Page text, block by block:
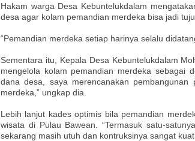
Hakam warga Desa Kebuntelukdalam
desa agar kolam pemandian merdeka bisa jadi
“Pemandian merdeka setiap harinya selalu
Sementara itu, Kepala Desa Kebuntelukdalam
mengelola kolam pemandian merdeka sebagai
dana desa, saya merencanakan
merdeka,” ungkap dia.
Lebih lanjut kades optimis bila pemandian
wisata di Pulau Bawean. “Termasuk satu-
sekarang masih utuh dan kontruksinya sangat